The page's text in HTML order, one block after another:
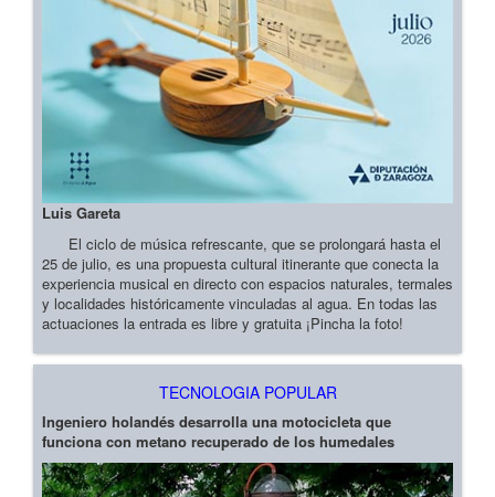
Luis Gareta
El ciclo de música refrescante, que se prolongará hasta el
25 de julio, es una propuesta cultural itinerante que conecta la
experiencia musical en directo con espacios naturales, termales
y localidades históricamente vinculadas al agua. En todas las
actuaciones la entrada es libre y gratuita ¡Pincha la foto!
TECNOLOGIA POPULAR
Ingeniero holandés desarrolla una motocicleta que
funciona con metano recuperado de los humedales